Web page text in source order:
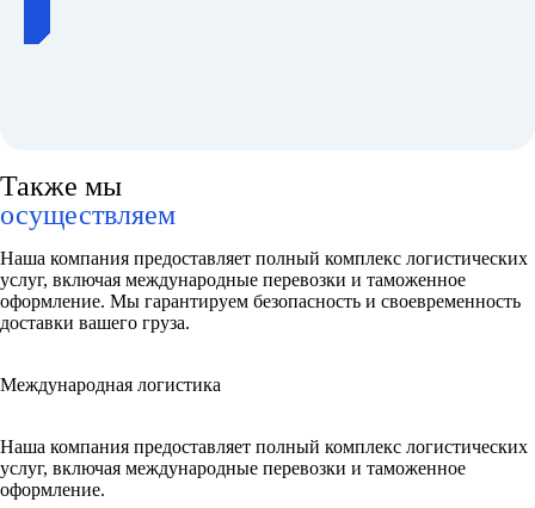
Также мы
осуществляем
Наша компания предоставляет полный комплекс логистических
услуг, включая международные перевозки и таможенное
оформление. Мы гарантируем безопасность и своевременность
доставки вашего груза.
Международная логистика
Наша компания предоставляет полный комплекс логистических
услуг, включая международные перевозки и таможенное
оформление.